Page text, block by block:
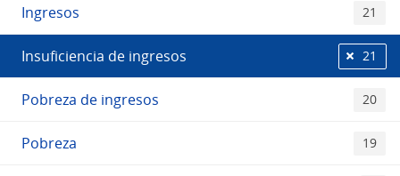
Ingresos 21
Insuficiencia de ingresos 21
Pobreza de ingresos 20
Pobreza 19